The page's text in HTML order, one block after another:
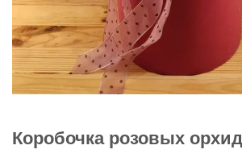
Коробочка розовых